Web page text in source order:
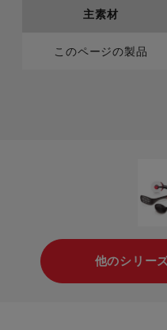
主素材
このページの製品
他のシリー